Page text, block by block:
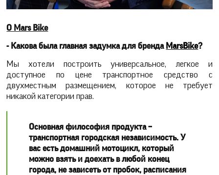
О Mars Bike
- Какова была главная задумка для бренда MarsBike?
Мы хотели построить универсальное, легкое и
доступное по цене транспортное средство с
двухместным размещением, которое не требует
никакой категории прав.
Основная философия продукта –
транспортная городская независимость. У
вас есть домашний мотоцикл, который
можно взять и доехать в любой конец
города, не зависеть от пробок, расписания